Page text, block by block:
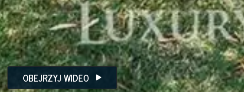
OBEJRZYJ WIDEO